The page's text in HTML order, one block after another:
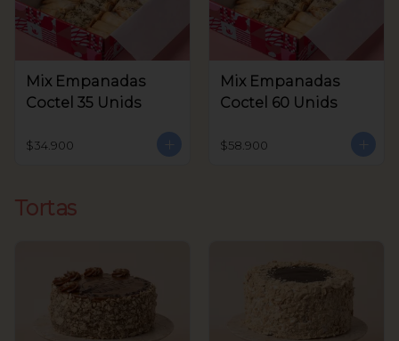
Mix Empanadas
Coctel 35 Unids
$34.900
Mix Empanadas
Coctel 60 Unids
$58.900
Tortas